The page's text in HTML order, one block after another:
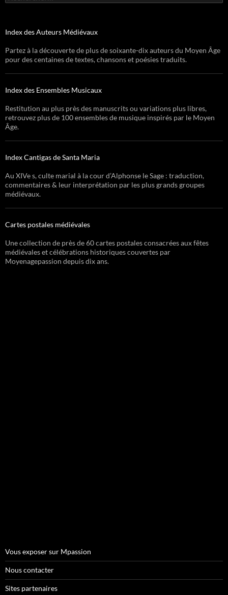
Index des Auteurs Médiévaux
Partez à la découverte de plus de soixante-dix auteurs du Moyen Âge
pour des centaines de textes, chansons et poésies traduits.
Index des Ensembles Musicaux
Restitution au plus près des manuscrits ou variations plus libres,
retrouvez plus de 100 ensembles de musique inspirés par le Moyen
Âge.
Index Cantigas de Santa Maria
Au XIVe s, culte marial à la cour d’Alphonse le Sage : traduction,
commentaires & leur interprétation par les plus grands groupes
médiévaux.
Cartes postales médiévales
Une collection de près de 60 cartes postales consacrées aux fêtes
médiévales et célébrations historiques couvertes par
Moyenagepassion depuis dix ans.
Vous exposer sur Mpassion
Nous contacter
Sites partenaires